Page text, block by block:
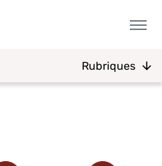
Menu
Rubriques